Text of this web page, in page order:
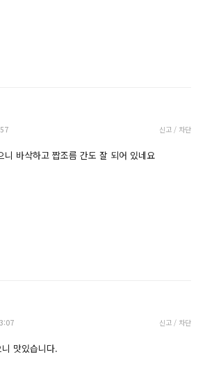
신고 / 차단
니 바삭하고 짭조름 간도 잘 되어 있네요
신고 / 차단
맛있습니다.